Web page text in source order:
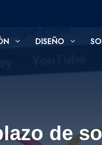
DISEÑO
de